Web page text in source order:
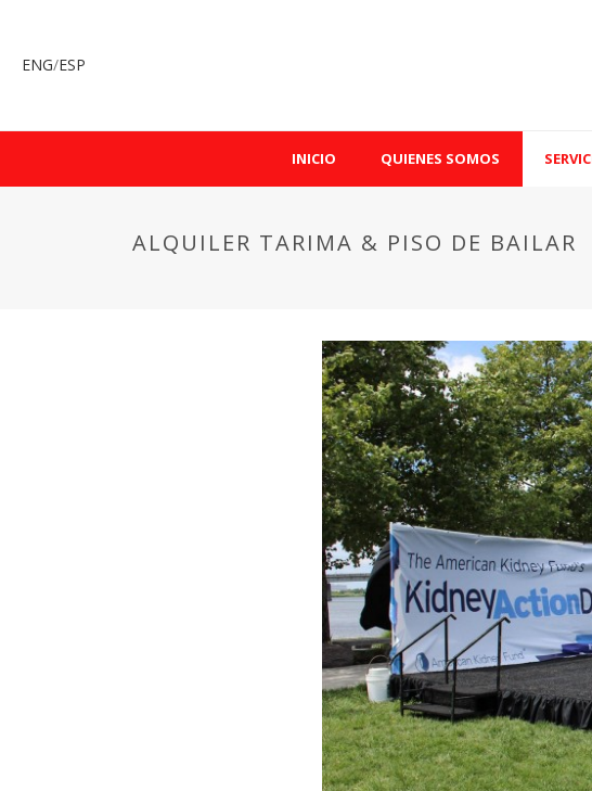
ENG/ESP
INICIO QUIENES SOMOS
ALQUILER TARIMA & PISO DE BAILAR